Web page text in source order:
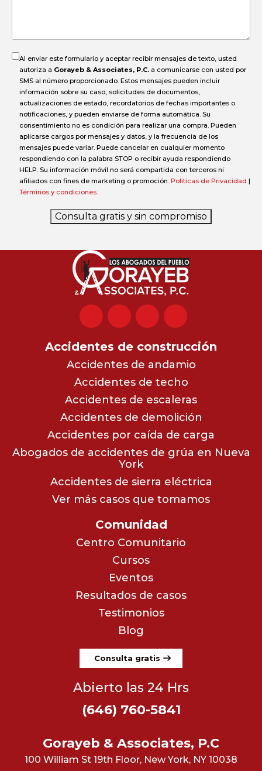
Al enviar este formulario y aceptar recibir mensajes de texto, usted
autoriza a Gorayeb & Associates, P.C. a comunicarse con usted por
SMS al número proporcionado. Estos mensajes pueden incluir
información sobre su caso, solicitudes de documentos,
actualizaciones de estado, recordatorios de fechas importantes o
notificaciones, y pueden enviarse de forma automática. Su
consentimiento no es condición para realizar una compra. Pueden
aplicarse cargos por mensajes y datos, y la frecuencia de los
mensajes puede variar. Puede cancelar en cualquier momento
respondiendo con la palabra STOP o recibir ayuda respondiendo
HELP. Su información móvil no será compartida con terceros ni
afiliados con fines de marketing o promoción. Políticas de Privacidad |
Términos y condiciones.
Consulta gratis y sin compromiso
Accidentes de construcción
Accidentes de andamio
Accidentes de techo
Accidentes de escaleras
Accidentes de demolición
Accidentes por caída de carga
Abogados de accidentes de grúa en Nueva
York
Accidentes de sierra eléctrica
Ver más casos que tomamos
Comunidad
Centro Comunitario
Cursos
Eventos
Resultados de casos
Testimonios
Blog
Consulta gratis
Abierto las 24 Hrs
(646) 760-5841
Gorayeb & Associates, P.C
100 William St 19th Floor, New York, NY 10038